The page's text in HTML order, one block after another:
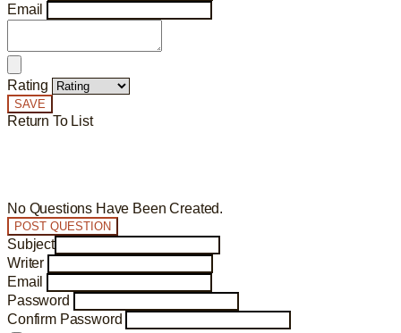
Email
Rating
SAVE
Return To List
No Questions Have Been Created.
POST QUESTION
Subject
Writer
Email
Password
Confirm Password